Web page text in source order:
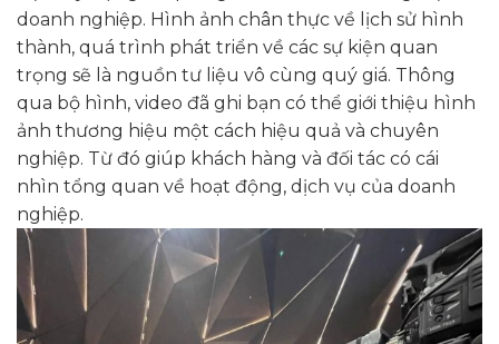
doanh nghiệp. Hình ảnh chân thực về lịch sử hình
thành, quá trình phát triển về các sự kiện quan
trọng sẽ là nguồn tư liệu vô cùng quý giá. Thông
qua bộ hình, video đã ghi bạn có thể giới thiệu hình
ảnh thương hiệu một cách hiệu quả và chuyên
nghiệp. Từ đó giúp khách hàng và đối tác có cái
nhìn tổng quan về hoạt động, dịch vụ của doanh
nghiệp.